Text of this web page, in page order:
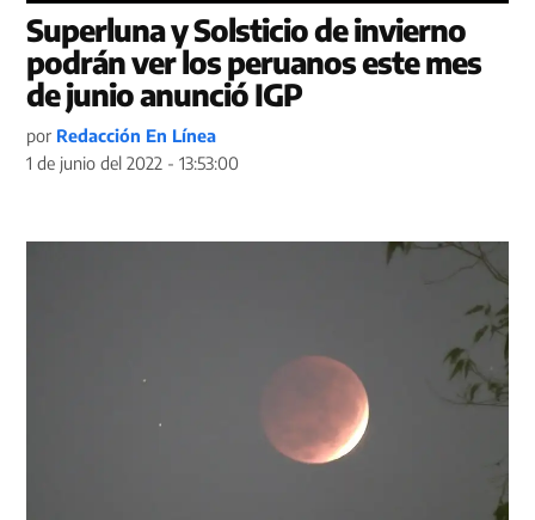
Superluna y Solsticio de invierno
podrán ver los peruanos este mes
de junio anunció IGP
por Redacción En Línea
1 de junio del 2022 - 13:53:00